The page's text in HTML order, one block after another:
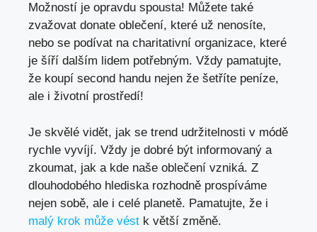
Možností je opravdu spousta! Můžete‍ také​
zvažovat ​donate oblečení, které už⁤ nenosíte, ​
nebo se‌ podívat‌ na charitativní organizace, které
je⁤ šíří dalším lidem potřebným. Vždy pamatujte,⁣
že koupí second handu nejen že šetříte⁢ peníze,
ale i životní prostředí!
Je ‍skvělé vidět,⁤ jak ‌se trend ‍udržitelnosti v módě
rychle vyvíjí. Vždy​ je dobré ‍být ⁣informovaný a
zkoumat, jak a kde naše oblečení vzniká. Z
⁤dlouhodobého hlediska rozhodně prospíváme
nejen sobě, ale i celé planetě.⁢ Pamatujte, že i
malý krok může vést k větší změně.